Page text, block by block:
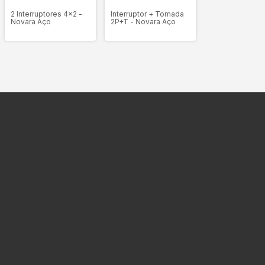
2 Interruptores 4x2 -
Novara Aço
Interruptor + Tomada
2P+T - Novara Aço